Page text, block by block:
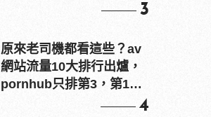
3
原來老司機都看這些？av
網站流量10大排行出爐，
pornhub只排第3，第1名
4